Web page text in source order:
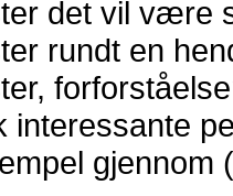
det vil være
rundt en
interessante
gjennom